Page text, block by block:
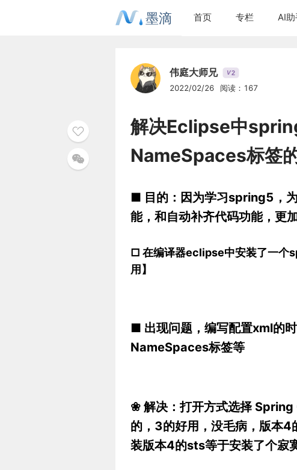
墨滴 首页 专栏 AI
伟庭大师兄 V2
2022/02/26 阅读：167
解决Eclipse中
NameSpaces标签
■ 目的：因为学习spring5，
能，和自动补齐代码功能，更
□ 在编译器eclipse中安装了一个
用】
■ 出现问题，编写配置xml的
NameSpaces标签等
❀ 解决：打开方式选择
的 ，3的好用，没毛病，版本
装版本4的sts等于安装了个寂寞